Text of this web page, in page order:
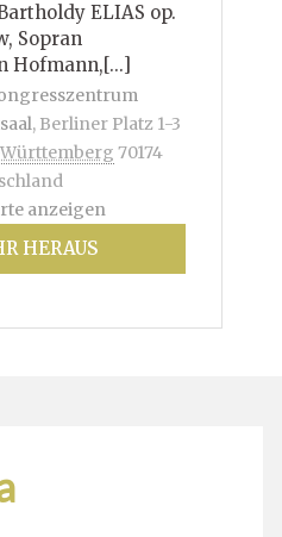
ELIAS op.
Sopran
, Berliner Platz 1-3
70174
anzeigen
HERAUS